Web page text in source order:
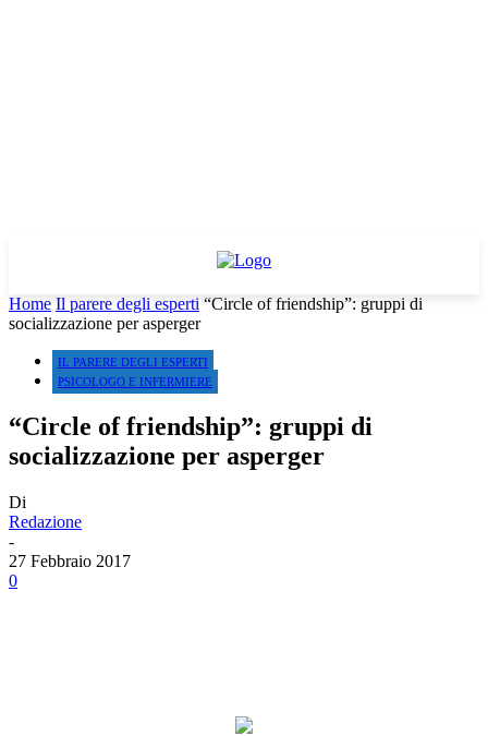
Home Il parere degli esperti “Circle of friendship”: gruppi di
socializzazione per asperger
IL PARERE DEGLI ESPERTI
PSICOLOGO E INFERMIERE
“Circle of friendship”: gruppi di
socializzazione per asperger
Di
Redazione
-
27 Febbraio 2017
0